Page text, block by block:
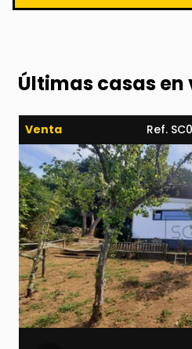
Últimas casas en
Venta Ref.